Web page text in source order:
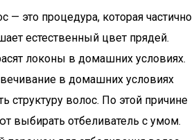
— это процедура, которая частично
естественный цвет прядей.
локоны в домашних условиях.
в домашних условиях
структуру волос. По этой причине
выбирать отбеливатель с умом.